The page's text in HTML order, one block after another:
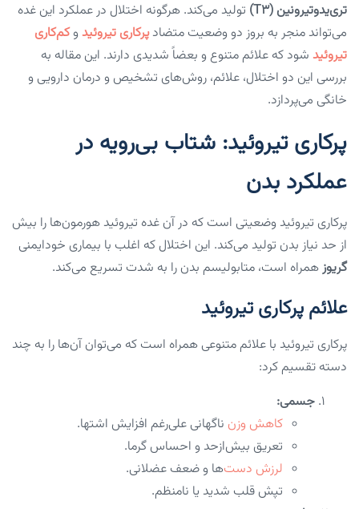
تری‌یدوتیرونین (T3)
تولید می‌کند. هرگونه اختلال در عملکرد این غده
می‌تواند منجر به بروز دو وضعیت متضادپرکاری تیروئید وکم‌کاری
تیروئید شود که علائم متنوع و بعضاً شدیدی دارند. این مقاله به
بررسی این دو اختلال، علائم، روش‌های تشخیص و درمان دارویی و
خانگی می‌پردازد.
پرکاری تیروئید: شتاب بی‌رویه در
عملکرد بدن
پرکاری تیروئید وضعیتی است که در آن غده تیروئید هورمون‌ها را بیش
از حد نیاز بدن تولید می‌کند. این اختلال که اغلب با بیماری خودایمنی
گریوزهمراه است، متابولیسم بدن را به شدت تسریع می‌کند.
علائم پرکاری تیروئید
پرکاری تیروئید با علائم متنوعی همراه است که می‌توان آن‌ها را به چند
دسته تقسیم کرد:
جسمی:
کاهش وزن ناگهانی علی‌رغم افزایش اشتها.
تعریق بیش‌ازحد و احساس گرما.
لرزش دست‌ها و ضعف عضلانی.
تپش قلب شدید یا نامنظم.